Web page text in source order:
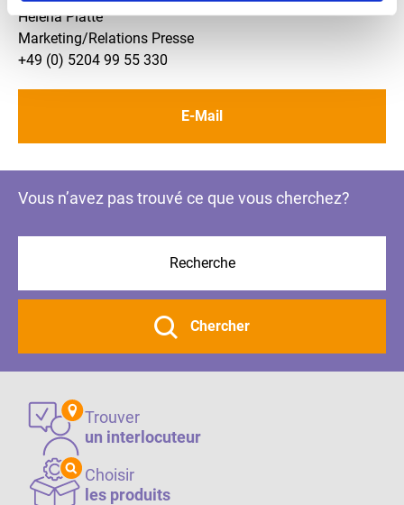
Helena Platte
Marketing/Relations Presse
+49 (0) 5204 99 55 330
E-Mail
Vous n’avez pas trouvé ce que vous cherchez?
Chercher
Trouver
un interlocuteur
Choisir
les produits